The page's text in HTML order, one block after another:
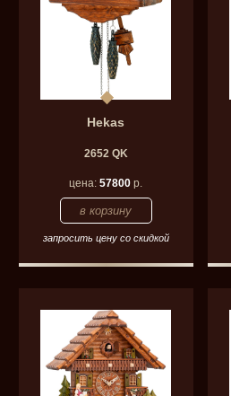
Hekas
2652 QK
цена:57800 р.
запросить цену со скидкой